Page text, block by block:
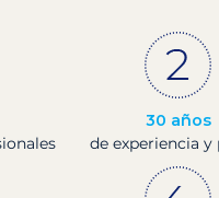
30 años
de experiencia y